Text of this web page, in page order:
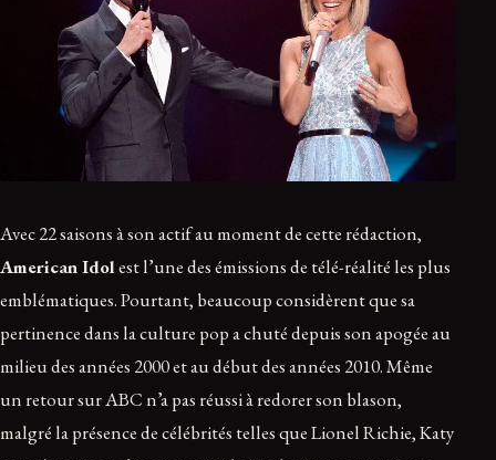
Avec 22 saisons à son actif au moment de cette rédaction,
American Idolest l’une des émissions de télé-réalité les plus
emblématiques. Pourtant, beaucoup considèrent que sa
pertinence dans la culture pop a chuté depuis son apogée au
milieu des années 2000 et au début des années 2010. Même
un retour sur ABC n’a pas réussi à redorer son blason,
malgré la présence de célébrités telles que Lionel Richie, Katy